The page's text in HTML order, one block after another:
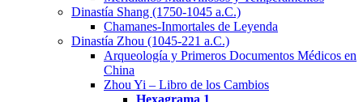
Dinastía Shang (1750-1045 a.C.)
Chamanes-Inmortales de Leyenda
Dinastía Zhou (1045-221 a.C.)
Arqueología y Primeros Documentos Médicos en
China
Zhou Yi – Libro de los Cambios
Hexagrama 1